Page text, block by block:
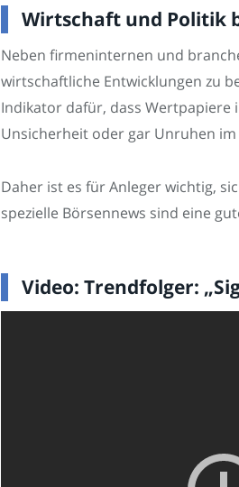
Wirtschaft und Politik
Neben firmeninternen und
wirtschaftliche Entwicklungen zu
Indikator dafür, dass Wertpapiere
Unsicherheit oder gar Unruhen
Daher ist es für Anleger wichtig,
spezielle Börsennews sind eine
Video: Trendfolger: